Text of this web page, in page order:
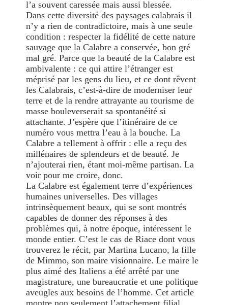
l’a souvent caressée mais aussi blessée.
Dans cette diversité des paysages calabrais il
n’y a rien de contradictoire, mais à une seule
condition : respecter la fidélité de cette nature
sauvage que la Calabre a conservée, bon gré
mal gré. Parce que la beauté de la Calabre est
ambivalente : ce qui attire l’étranger est
méprisé par les gens du lieu, et ce dont rêvent
les Calabrais, c’est-à-dire de moderniser leur
terre et de la rendre attrayante au tourisme de
masse bouleverserait sa spontanéité si
attachante. J’espère que l’itinéraire de ce
numéro vous mettra l’eau à la bouche. La
Calabre a tellement à offrir : elle a reçu des
millénaires de splendeurs et de beauté. Je
n’ajouterai rien, étant moi-même partisan. La
voir pour me croire, donc.
La Calabre est également terre d’expériences
humaines universelles. Des villages
intrinsèquement beaux, qui se sont montrés
capables de donner des réponses à des
problèmes qui, à notre époque, intéressent le
monde entier. C’est le cas de Riace dont vous
trouverez le récit, par Martina Lucano, la fille
de Mimmo, son maire visionnaire. Le maire le
plus aimé des Italiens a été arrêté par une
magistrature, une bureaucratie et une politique
aveugles aux besoins de l’homme. Cet article